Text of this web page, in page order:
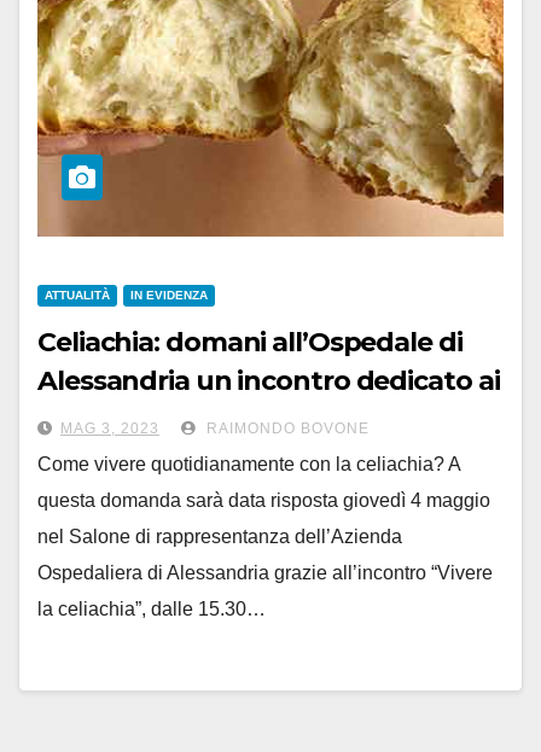
ATTUALITÀ IN EVIDENZA
Celiachia: domani all’Ospedale di
Alessandria un incontro dedicato ai
malati e alle loro famiglie
MAG 3, 2023 RAIMONDO BOVONE
Come vivere quotidianamente con la celiachia? A
questa domanda sarà data risposta giovedì 4 maggio
nel Salone di rappresentanza dell’Azienda
Ospedaliera di Alessandria grazie all’incontro “Vivere
la celiachia”, dalle 15.30…